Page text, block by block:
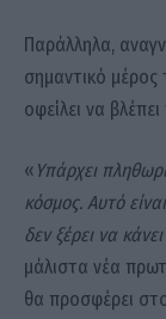
Παράλληλα,
σημαντικό μέρος
οφείλει να
« Υπάρχει
κόσμος. Αυτό
δεν ξέρει να
μάλιστα νέα
θα προσφέρει